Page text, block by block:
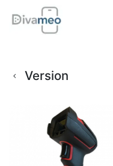
Version